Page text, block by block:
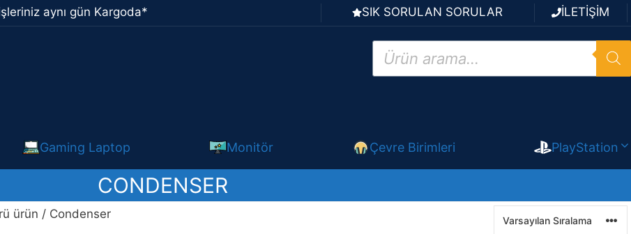
aynı gün Kargoda* SIK SORULAN SORULAR İLETİŞİM
Products
search
Gaming Laptop Monitör Çevre Birimleri PlayStation
CONDENSER
ürün / Condenser